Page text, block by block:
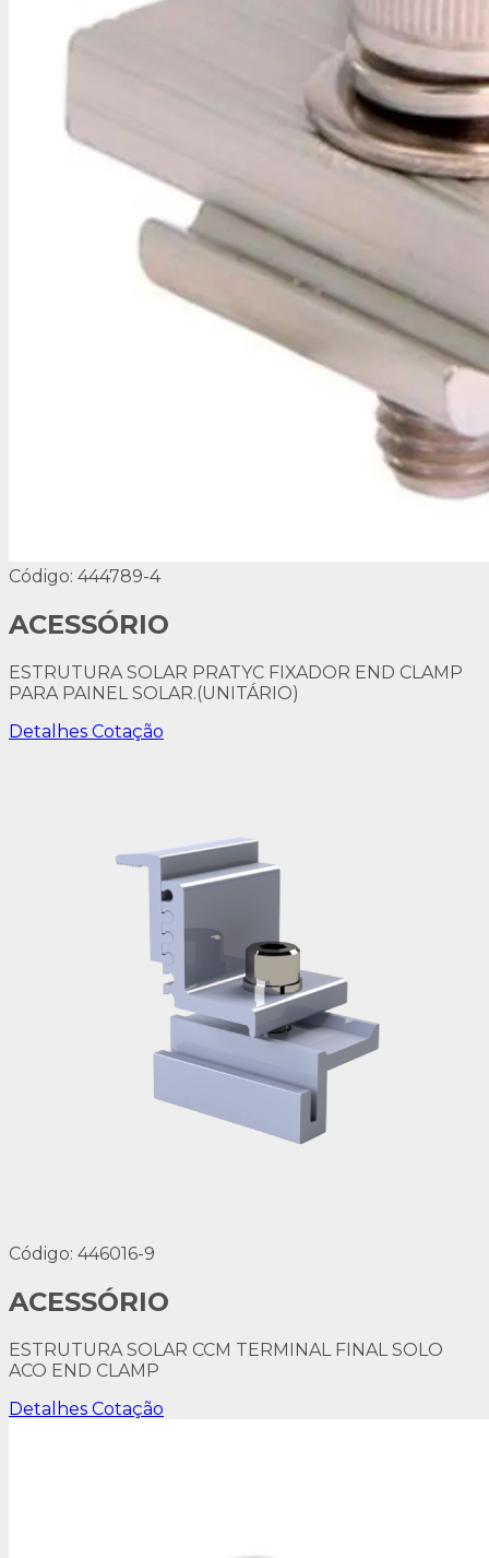
Código: 444789-4
ACESSÓRIO
ESTRUTURA SOLAR PRATYC FIXADOR END CLAMP
PARA PAINEL SOLAR.(UNITÁRIO)
Detalhes Cotação
Código: 446016-9
ACESSÓRIO
ESTRUTURA SOLAR CCM TERMINAL FINAL SOLO
ACO END CLAMP
Detalhes Cotação